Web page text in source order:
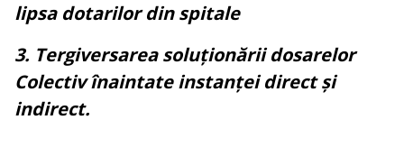
lipsa dotarilor din spitale
3. Tergiversarea soluționării dosarelor
Colectiv înaintate instanței direct și
indirect.